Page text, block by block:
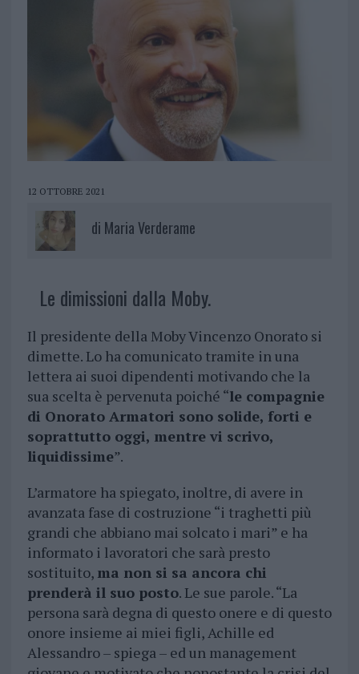
12 OTTOBRE 2021
di Maria Verderame
Le dimissioni dalla Moby.
Il presidente della Moby Vincenzo Onorato si
dimette. Lo ha comunicato tramite in una
lettera ai suoi dipendenti motivando che la
sua scelta è pervenuta poiché “le compagnie
di Onorato Armatori sono solide, forti e
soprattutto oggi, mentre vi scrivo,
liquidissime”.
L’armatore ha spiegato, inoltre, di avere in
avanzata fase di costruzione “i traghetti più
grandi che abbiano mai solcato i mari” e ha
informato i lavoratori che sarà presto
sostituito, ma non si sa ancora chi
prenderà il suo posto. Le sue parole. “La
persona sarà degna di questo onere e di questo
onore insieme ai miei figli, Achille ed
Alessandro – spiega – ed un management